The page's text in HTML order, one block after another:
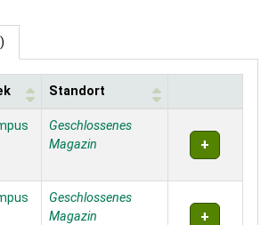
Standort
Geschlossenes
Magazin
Geschlossenes
Magazin